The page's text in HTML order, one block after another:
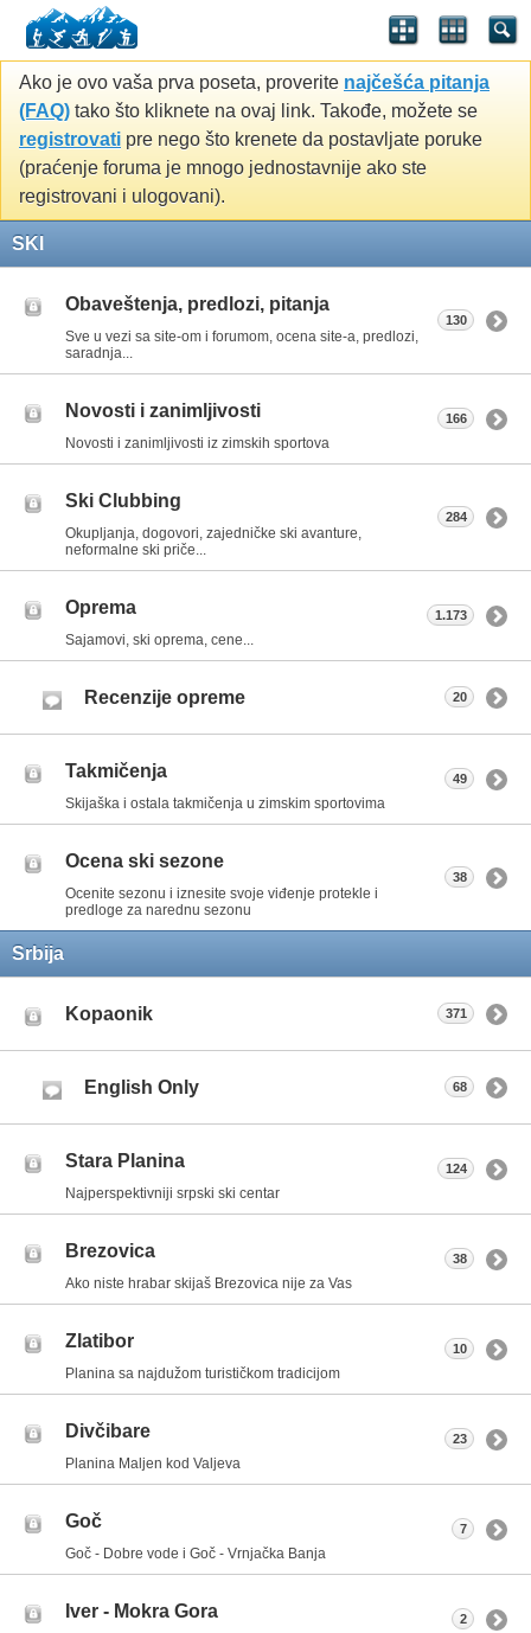
Ako je ovo vaša prva poseta, proverite najčešća pitanja
(FAQ) tako što kliknete na ovaj link. Takođe, možete se
registrovati pre nego što krenete da postavljate poruke
(praćenje foruma je mnogo jednostavnije ako ste
registrovani i ulogovani).
SKI
Obaveštenja, predlozi, pitanja
Sve u vezi sa site-om i forumom, ocena site-a, predlozi,
saradnja...
130
Novosti i zanimljivosti
Novosti i zanimljivosti iz zimskih sportova
166
Ski Clubbing
Okupljanja, dogovori, zajedničke ski avanture,
neformalne ski priče...
284
Oprema
Sajamovi, ski oprema, cene...
1.173
Recenzije opreme 20
Takmičenja
Skijaška i ostala takmičenja u zimskim sportovima
49
Ocena ski sezone
Ocenite sezonu i iznesite svoje viđenje protekle i
predloge za narednu sezonu
38
Srbija
Kopaonik 371
English Only 68
Stara Planina
Najperspektivniji srpski ski centar
124
Brezovica
Ako niste hrabar skijaš Brezovica nije za Vas
38
Zlatibor
Planina sa najdužom turističkom tradicijom
10
Divčibare
Planina Maljen kod Valjeva
23
Goč
Goč - Dobre vode i Goč - Vrnjačka Banja
7
Iver - Mokra Gora 2